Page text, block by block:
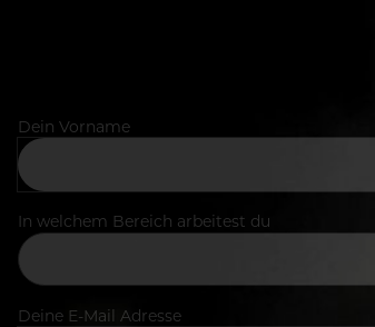
Dein Vorname
In welchem Bereich arbeitest du
Deine E-Mail Adresse